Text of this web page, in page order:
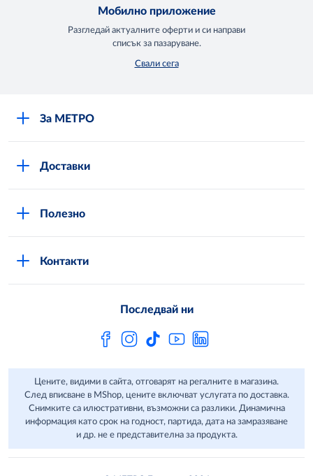
Мобилно приложение
Разгледай актуалните оферти и си направи
списък за пазаруване.
Свали сега
За МЕТРО
METRO AG
Доставки
Полезно
Контакти
Последвай ни
Цените, видими в сайта, отговарят на регалните в магазина.
След вписване в MShop, цените включват услугата по доставка.
Снимките са илюстративни, възможни са разлики. Динамична
информация като срок на годност, партида, дата на замразяване
и др. не е представителна за продукта.